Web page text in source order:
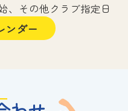
、その他クラブ指定日
ンダー